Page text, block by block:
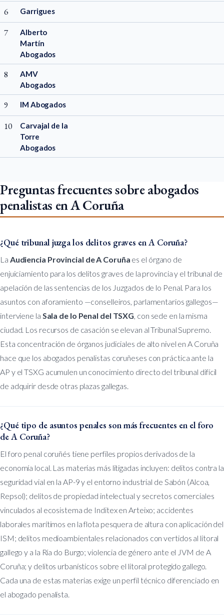
6 Garrigues
7
Alberto
Martín
Abogados
8
AMV
Abogados
9 IM Abogados
10
Carvajal de la
Torre
Abogados
Preguntas frecuentes sobre abogados
penalistas en A Coruña
¿Qué tribunal juzga los delitos graves en A Coruña?
La Audiencia Provincial de A Coruña es el órgano de
enjuiciamiento para los delitos graves de la provincia y el tribunal de
apelación de las sentencias de los Juzgados de lo Penal. Para los
asuntos con aforamiento —conselleiros, parlamentarios gallegos—
interviene la Sala de lo Penal del TSXG, con sede en la misma
ciudad. Los recursos de casación se elevan al Tribunal Supremo.
Esta concentración de órganos judiciales de alto nivel en A Coruña
hace que los abogados penalistas coruñeses con práctica ante la
AP y el TSXG acumulen un conocimiento directo del tribunal difícil
de adquirir desde otras plazas gallegas.
¿Qué tipo de asuntos penales son más frecuentes en el foro
de A Coruña?
El foro penal coruñés tiene perfiles propios derivados de la
economía local. Las materias más litigadas incluyen: delitos contra la
seguridad vial en la AP-9 y el entorno industrial de Sabón (Alcoa,
Repsol); delitos de propiedad intelectual y secretos comerciales
vinculados al ecosistema de Inditex en Arteixo; accidentes
laborales marítimos en la flota pesquera de altura con aplicación del
ISM; delitos medioambientales relacionados con vertidos al litoral
gallego y a la Ría do Burgo; violencia de género ante el JVM de A
Coruña; y delitos urbanísticos sobre el litoral protegido gallego.
Cada una de estas materias exige un perfil técnico diferenciado en
el abogado penalista.